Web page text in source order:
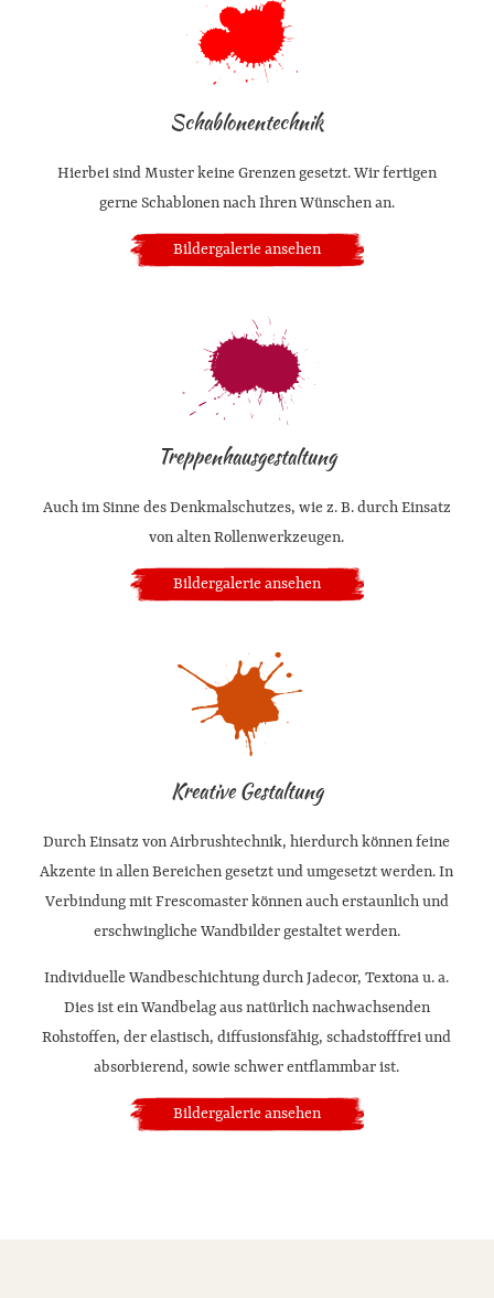
Schablonentechnik
Hierbei sind Muster keine Grenzen gesetzt. Wir fertigen
gerne Schablonen nach Ihren Wünschen an.
Bildergalerie ansehen
Treppenhausgestaltung
Auch im Sinne des Denkmalschutzes, wie z. B. durch Einsatz
von alten Rollenwerkzeugen.
Bildergalerie ansehen
Kreative Gestaltung
Durch Einsatz von Airbrushtechnik, hierdurch können feine
Akzente in allen Bereichen gesetzt und umgesetzt werden. In
Verbindung mit Frescomaster können auch erstaunlich und
erschwingliche Wandbilder gestaltet werden.
Individuelle Wandbeschichtung durch Jadecor, Textona u. a.
Dies ist ein Wandbelag aus natürlich nachwachsenden
Rohstoffen, der elastisch, diffusionsfähig, schadstofffrei und
absorbierend, sowie schwer entflammbar ist.
Bildergalerie ansehen